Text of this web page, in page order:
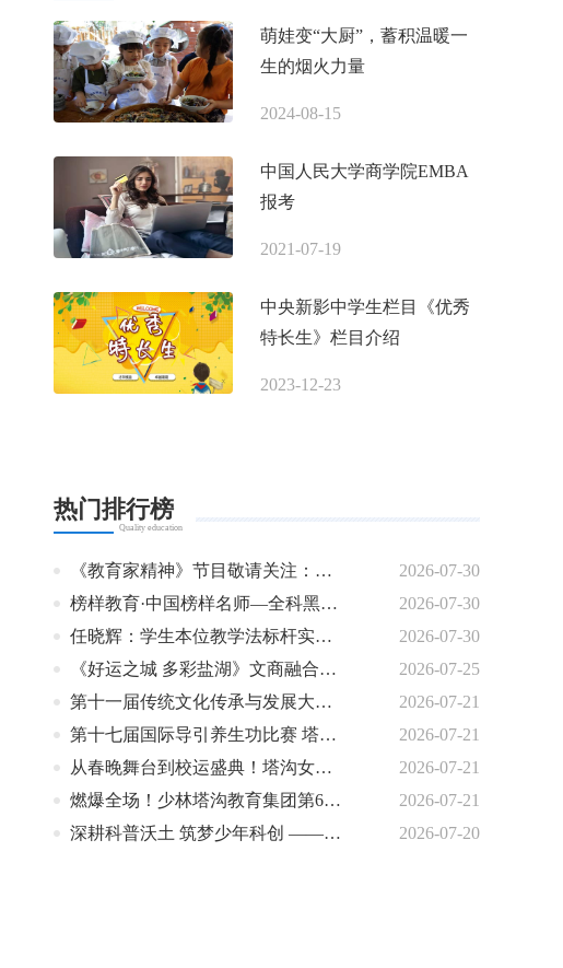
萌娃变“大厨”，蓄积温暖一
生的烟火力量
2024-08-15
中国人民大学商学院EMBA
报考
2021-07-19
中央新影中学生栏目《优秀
特长生》栏目介绍
2023-12-23
热门排行榜
Quality education
《教育家精神》节目敬请关注：名师专访---曾培燊
2026-07-30
榜样教育·中国榜样名师—全科黑马逆袭特训模式创始人 梁钰
2026-07-30
任晓辉：学生本位教学法标杆实践者
2026-07-30
《好运之城 多彩盐湖》文商融合大舞台暨青少年艺术文化节
2026-07-25
第十一届传统文化传承与发展大会暨2026时代匠心人物论坛在京启幕
2026-07-21
第十七届国际导引养生功比赛 塔沟集团荣获7金12银4铜
2026-07-21
从春晚舞台到校运盛典！塔沟女孩陈若然：以热爱成长，以梦想起航
2026-07-21
燃爆全场！少林塔沟教育集团第60届运动会隆重开幕
2026-07-21
深耕科普沃土 筑梦少年科创 ——衡水雍锦科创探索中心启幕先行 公益研学惠及千名学子
2026-07-20